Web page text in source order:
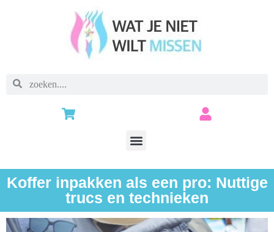
Koffer inpakken als een pro: Nuttige
trucs en technieken